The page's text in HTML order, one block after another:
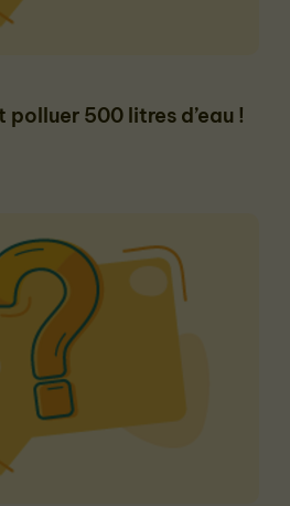
polluer 500 litres d’eau !